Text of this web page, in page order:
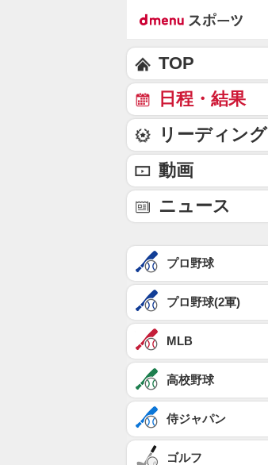
TOP
日程・結果
リーディング
動画
ニュース
プロ野球
プロ野球(2軍)
MLB
高校野球
侍ジャパン
ゴルフ